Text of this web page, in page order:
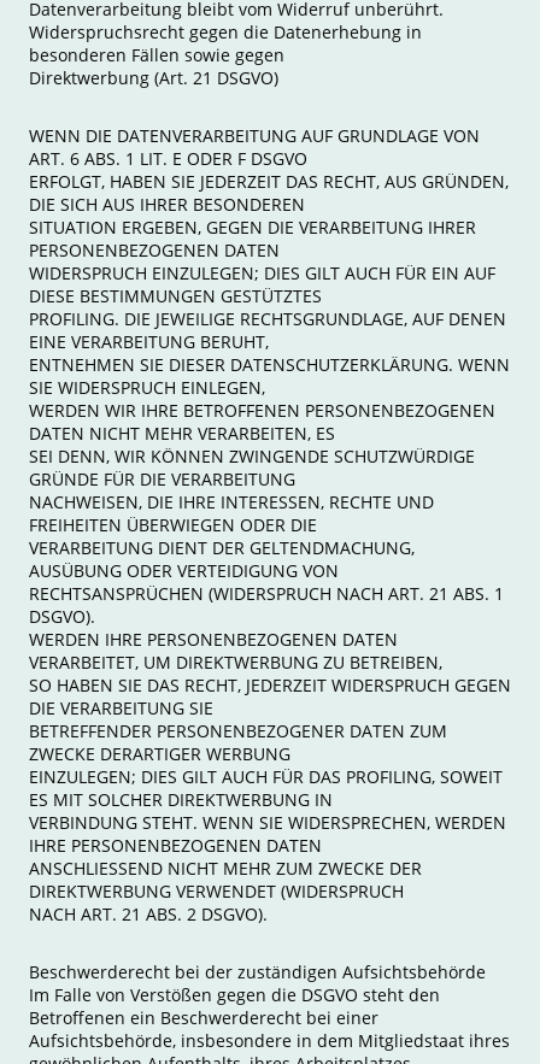
Datenverarbeitung bleibt vom Widerruf unberührt.
Widerspruchsrecht gegen die Datenerhebung in
besonderen Fällen sowie gegen
Direktwerbung (Art. 21 DSGVO)
WENN DIE DATENVERARBEITUNG AUF GRUNDLAGE VON
ART. 6 ABS. 1 LIT. E ODER F DSGVO
ERFOLGT, HABEN SIE JEDERZEIT DAS RECHT, AUS GRÜNDEN,
DIE SICH AUS IHRER BESONDEREN
SITUATION ERGEBEN, GEGEN DIE VERARBEITUNG IHRER
PERSONENBEZOGENEN DATEN
WIDERSPRUCH EINZULEGEN; DIES GILT AUCH FÜR EIN AUF
DIESE BESTIMMUNGEN GESTÜTZTES
PROFILING. DIE JEWEILIGE RECHTSGRUNDLAGE, AUF DENEN
EINE VERARBEITUNG BERUHT,
ENTNEHMEN SIE DIESER DATENSCHUTZERKLÄRUNG. WENN
SIE WIDERSPRUCH EINLEGEN,
WERDEN WIR IHRE BETROFFENEN PERSONENBEZOGENEN
DATEN NICHT MEHR VERARBEITEN, ES
SEI DENN, WIR KÖNNEN ZWINGENDE SCHUTZWÜRDIGE
GRÜNDE FÜR DIE VERARBEITUNG
NACHWEISEN, DIE IHRE INTERESSEN, RECHTE UND
FREIHEITEN ÜBERWIEGEN ODER DIE
VERARBEITUNG DIENT DER GELTENDMACHUNG,
AUSÜBUNG ODER VERTEIDIGUNG VON
RECHTSANSPRÜCHEN (WIDERSPRUCH NACH ART. 21 ABS. 1
DSGVO).
WERDEN IHRE PERSONENBEZOGENEN DATEN
VERARBEITET, UM DIREKTWERBUNG ZU BETREIBEN,
SO HABEN SIE DAS RECHT, JEDERZEIT WIDERSPRUCH GEGEN
DIE VERARBEITUNG SIE
BETREFFENDER PERSONENBEZOGENER DATEN ZUM
ZWECKE DERARTIGER WERBUNG
EINZULEGEN; DIES GILT AUCH FÜR DAS PROFILING, SOWEIT
ES MIT SOLCHER DIREKTWERBUNG IN
VERBINDUNG STEHT. WENN SIE WIDERSPRECHEN, WERDEN
IHRE PERSONENBEZOGENEN DATEN
ANSCHLIESSEND NICHT MEHR ZUM ZWECKE DER
DIREKTWERBUNG VERWENDET (WIDERSPRUCH
NACH ART. 21 ABS. 2 DSGVO).
Beschwerderecht bei der zuständigen Aufsichtsbehörde
Im Falle von Verstößen gegen die DSGVO steht den
Betroffenen ein Beschwerderecht bei einer
Aufsichtsbehörde, insbesondere in dem Mitgliedstaat ihres